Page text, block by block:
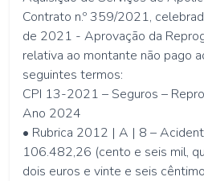
Contrato n.º 359/2021,
de 2021 - Aprovação da
relativa ao montante não pago
seguintes termos:
CPI 13-2021 – Seguros –
Ano 2024
• Rubrica 2012 | A | 8 –
106.482,26 (cento e seis mil,
dois euros e vinte e seis